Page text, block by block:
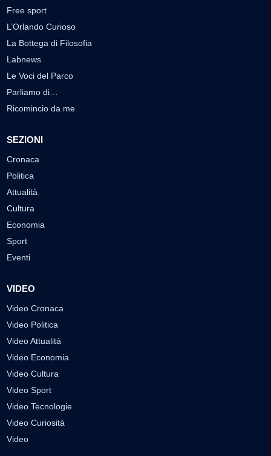
Free sport
L’Orlando Curioso
La Bottega di Filosofia
Labnews
Le Voci del Parco
Parliamo di…
Ricomincio da me
SEZIONI
Cronaca
Politica
Attualità
Cultura
Economia
Sport
Eventi
VIDEO
Video Cronaca
Video Politica
Video Attualità
Video Economia
Video Cultura
Video Sport
Video Tecnologie
Video Curiosità
Video